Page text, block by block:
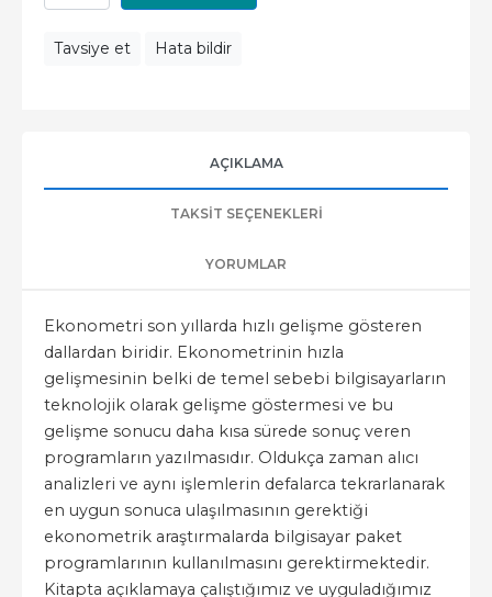
Tavsiye et Hata bildir
AÇIKLAMA
TAKSIT SEÇENEKLERI
YORUMLAR
Ekonometri son yıllarda hızlı gelişme gösteren
dallardan biridir. Ekonometrinin hızla
gelişmesinin belki de temel sebebi bilgisayarların
teknolojik olarak gelişme göstermesi ve bu
gelişme sonucu daha kısa sürede sonuç veren
programların yazılmasıdır. Oldukça zaman alıcı
analizleri ve aynı işlemlerin defalarca tekrarlanarak
en uygun sonuca ulaşılmasının gerektiği
ekonometrik araştırmalarda bilgisayar paket
programlarının kullanılmasını gerektirmektedir.
Kitapta açıklamaya çalıştığımız ve uyguladığımız